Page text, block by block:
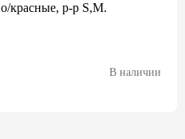
красные, р-р S,M.
В наличии